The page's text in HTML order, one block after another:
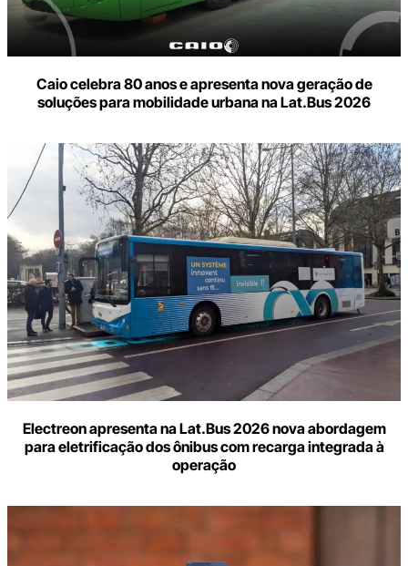
Caio celebra 80 anos e apresenta nova geração de
soluções para mobilidade urbana na Lat.Bus 2026
Electreon apresenta na Lat.Bus 2026 nova abordagem
para eletrificação dos ônibus com recarga integrada à
operação